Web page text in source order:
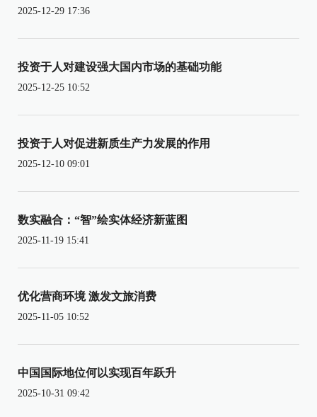
2025-12-29 17:36
投资于人对建设强大国内市场的基础功能
2025-12-25 10:52
投资于人对促进新质生产力发展的作用
2025-12-10 09:01
数实融合：“智”绘实体经济新蓝图
2025-11-19 15:41
优化营商环境 激发文旅消费
2025-11-05 10:52
中国国际地位何以实现百年跃升
2025-10-31 09:42